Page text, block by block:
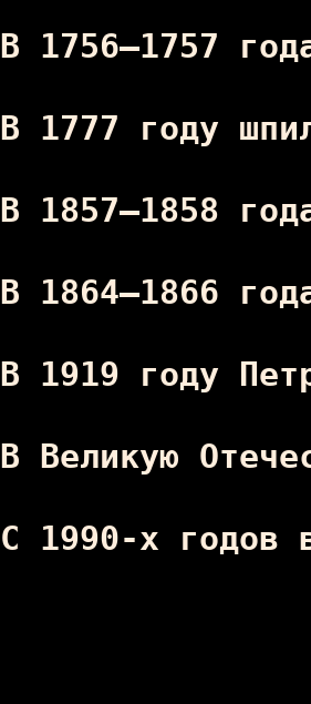
В 1756—1757
В 1777 году
В 1857—1858
В 1864—1866
В 1919 году
В Великую
С 1990-х годов